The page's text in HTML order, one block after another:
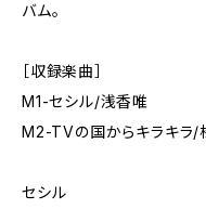
バム。
［収録楽曲］
M1-セシル/浅香唯
M2-TVの国からキラキラ/
セシル